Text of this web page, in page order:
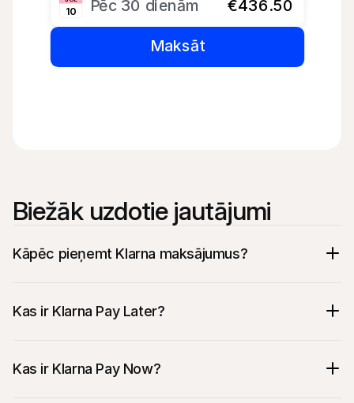
Pēc 30 dienām €436.50
10
Maksāt
Biežāk uzdotie jautājumi
Kāpēc pieņemt Klarna maksājumus?
Kas ir Klarna Pay Later?
Kas ir Klarna Pay Now?